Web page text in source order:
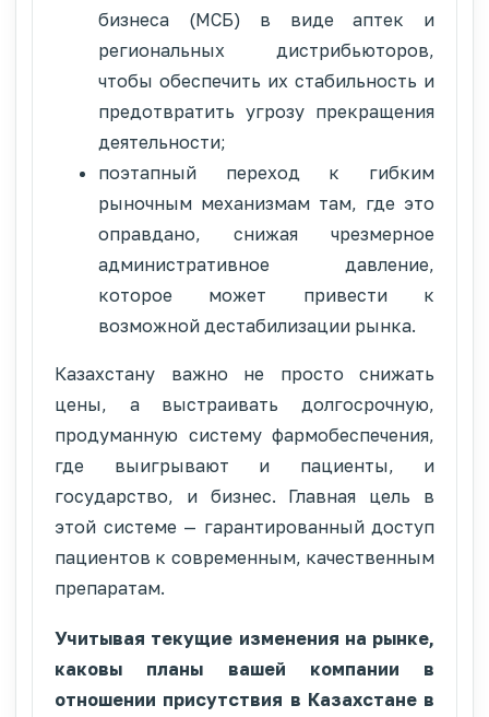
бизнеса (МСБ) в виде аптек и
региональных дистрибьюторов,
чтобы обеспечить их стабильность и
предотвратить угрозу прекращения
деятельности;
поэтапный переход к гибким
рыночным механизмам там, где это
оправдано, снижая чрезмерное
административное давление,
которое может привести к
возможной дестабилизации рынка.
Казахстану важно не просто снижать
цены, а выстраивать долгосрочную,
продуманную систему фармобеспечения,
где выигрывают и пациенты, и
государство, и бизнес. Главная цель в
этой системе — гарантированный доступ
пациентов к современным, качественным
препаратам.
Учитывая текущие изменения на рынке,
каковы планы вашей компании в
отношении присутствия в Казахстане в